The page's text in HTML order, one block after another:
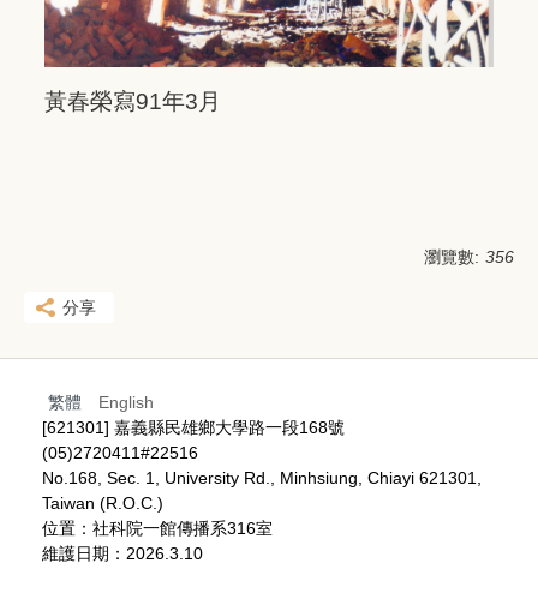
黃春榮寫91年3月
瀏覽數: 356
分享
繁體
English
[621301] 嘉義縣民雄鄉大學路一段168號
(05)2720411#22516
No.168, Sec. 1, University Rd., Minhsiung, Chiayi 621301,
Taiwan (R.O.C.)
位置：社科院一館傳播系316室
維護日期：2026.3.10